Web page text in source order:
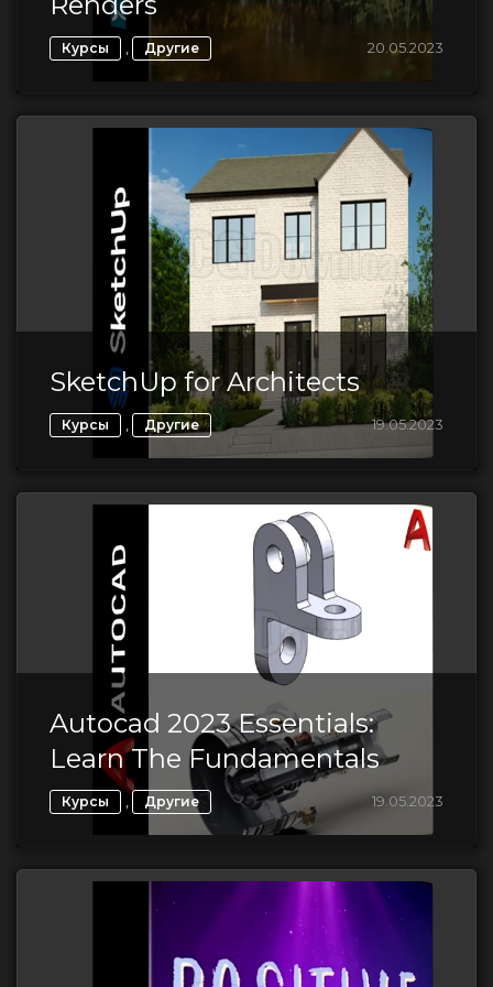
Курсы , Другие 20.05.2023
SketchUp for Architects
Курсы , Другие 19.05.2023
Autocad 2023 Essentials:
Learn The Fundamentals
Курсы , Другие 19.05.2023